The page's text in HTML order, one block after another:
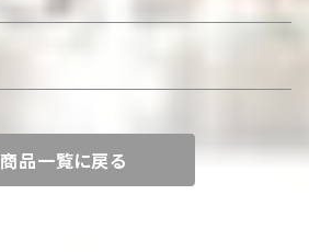
商品一覧に戻る